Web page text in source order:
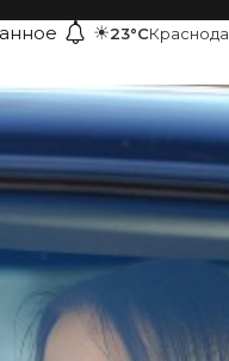
☀23°C